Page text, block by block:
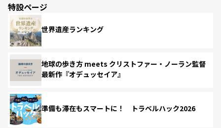
特設ページ
世界遺産ランキング
地球の歩き方 meets クリストファー・ノーラン監督
最新作『オデュッセイア』
準備も滞在もスマートに！ トラベルハック2026